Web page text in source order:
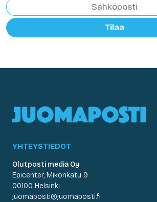
Tilaa
YHTEYSTIEDOT
Olutposti media Oy
Epicenter, Mikonkatu 9
00100 Helsinki
juomaposti@juomaposti.fi